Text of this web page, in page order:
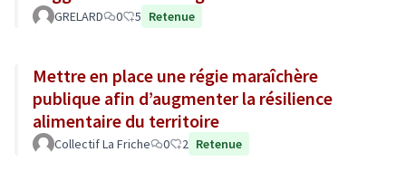
GRELARD 0 5 Retenue
Mettre en place une régie maraîchère
publique afin d’augmenter la résilience
alimentaire du territoire
Collectif La Friche 0 2 Retenue